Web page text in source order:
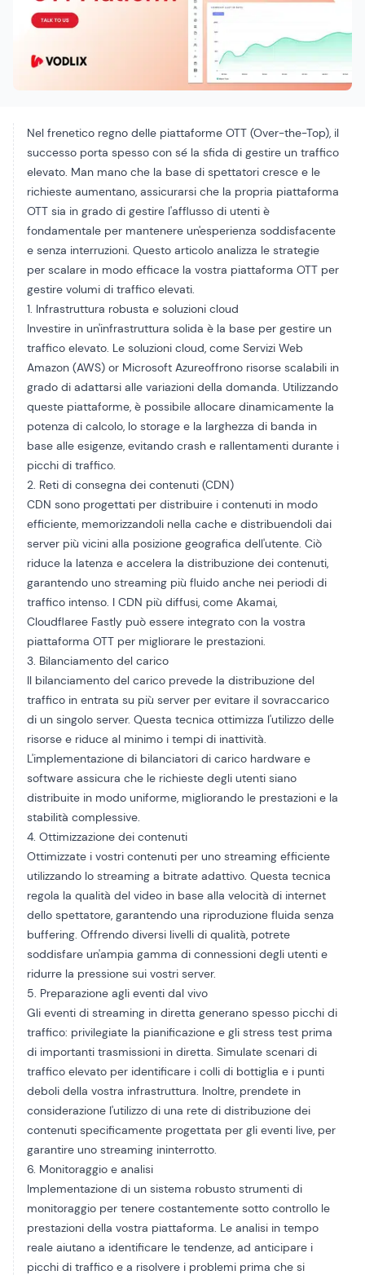
Nel frenetico regno delle piattaforme OTT (Over-the-Top), il
successo porta spesso con sé la sfida di gestire un traffico
elevato. Man mano che la base di spettatori cresce e le
richieste aumentano, assicurarsi che la propria piattaforma
OTT sia in grado di gestire l'afflusso di utenti è
fondamentale per mantenere un'esperienza soddisfacente
e senza interruzioni. Questo articolo analizza le strategie
per scalare in modo efficace la vostra piattaforma OTT per
gestire volumi di traffico elevati.
1. Infrastruttura robusta e soluzioni cloud
Investire in un'infrastruttura solida è la base per gestire un
traffico elevato. Le soluzioni cloud, come Servizi Web
Amazon (AWS) or Microsoft Azureoffrono risorse scalabili in
grado di adattarsi alle variazioni della domanda. Utilizzando
queste piattaforme, è possibile allocare dinamicamente la
potenza di calcolo, lo storage e la larghezza di banda in
base alle esigenze, evitando crash e rallentamenti durante i
picchi di traffico.
2. Reti di consegna dei contenuti (CDN)
CDN sono progettati per distribuire i contenuti in modo
efficiente, memorizzandoli nella cache e distribuendoli dai
server più vicini alla posizione geografica dell'utente. Ciò
riduce la latenza e accelera la distribuzione dei contenuti,
garantendo uno streaming più fluido anche nei periodi di
traffico intenso. I CDN più diffusi, come Akamai,
Cloudflaree Fastly può essere integrato con la vostra
piattaforma OTT per migliorare le prestazioni.
3. Bilanciamento del carico
Il bilanciamento del carico prevede la distribuzione del
traffico in entrata su più server per evitare il sovraccarico
di un singolo server. Questa tecnica ottimizza l'utilizzo delle
risorse e riduce al minimo i tempi di inattività.
L'implementazione di bilanciatori di carico hardware e
software assicura che le richieste degli utenti siano
distribuite in modo uniforme, migliorando le prestazioni e la
stabilità complessive.
4. Ottimizzazione dei contenuti
Ottimizzate i vostri contenuti per uno streaming efficiente
utilizzando lo streaming a bitrate adattivo. Questa tecnica
regola la qualità del video in base alla velocità di internet
dello spettatore, garantendo una riproduzione fluida senza
buffering. Offrendo diversi livelli di qualità, potrete
soddisfare un'ampia gamma di connessioni degli utenti e
ridurre la pressione sui vostri server.
5. Preparazione agli eventi dal vivo
Gli eventi di streaming in diretta generano spesso picchi di
traffico: privilegiate la pianificazione e gli stress test prima
di importanti trasmissioni in diretta. Simulate scenari di
traffico elevato per identificare i colli di bottiglia e i punti
deboli della vostra infrastruttura. Inoltre, prendete in
considerazione l'utilizzo di una rete di distribuzione dei
contenuti specificamente progettata per gli eventi live, per
garantire uno streaming ininterrotto.
6. Monitoraggio e analisi
Implementazione di un sistema robusto strumenti di
monitoraggio per tenere costantemente sotto controllo le
prestazioni della vostra piattaforma. Le analisi in tempo
reale aiutano a identificare le tendenze, ad anticipare i
picchi di traffico e a risolvere i problemi prima che si